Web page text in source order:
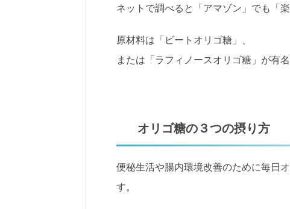
ネットで調べると「アマゾン」でも「
原材料は「ビートオリゴ糖」、
または「ラフィノースオリゴ糖」が有名
オリゴ糖の３つの摂り方
便秘生活や腸内環境改善のために毎日
す。